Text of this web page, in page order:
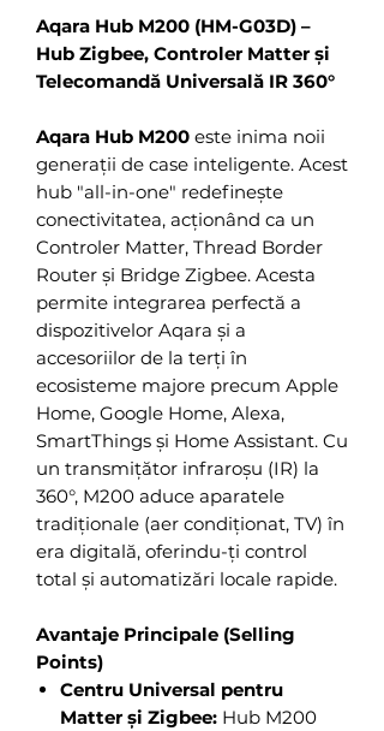
Aqara Hub M200 (HM-G03D) –
Hub Zigbee, Controler Matter și
Telecomandă Universală IR 360°
Aqara Hub M200 este inima noii
generații de case inteligente. Acest
hub "all-in-one" redefinește
conectivitatea, acționând ca un
Controler Matter, Thread Border
Router și Bridge Zigbee. Acesta
permite integrarea perfectă a
dispozitivelor Aqara și a
accesoriilor de la terți în
ecosisteme majore precum Apple
Home, Google Home, Alexa,
SmartThings și Home Assistant. Cu
un transmițător infraroșu (IR) la
360°, M200 aduce aparatele
tradiționale (aer condiționat, TV) în
era digitală, oferindu-ți control
total și automatizări locale rapide.
Avantaje Principale (Selling
Points)
Centru Universal pentru
Matter și Zigbee: Hub M200